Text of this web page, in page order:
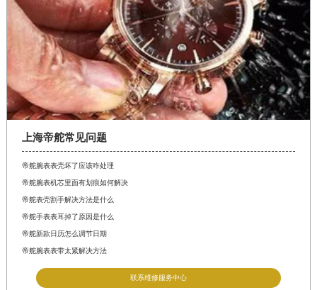
上海帝舵常见问题
帝舵腕表表壳坏了应该咋处理
帝舵腕表机芯里面有划痕如何解决
帝舵表壳割手解决方法是什么
帝舵手表表耳掉了原因是什么
帝舵新款日历怎么调节日期
帝舵腕表表带太紧解决方法
联系维修服务中心